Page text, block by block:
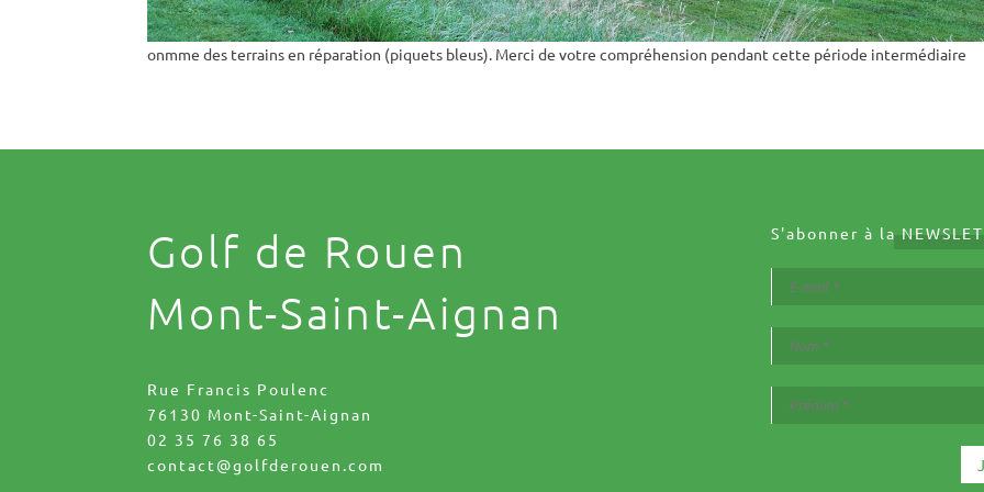
onmme des terrains en réparation (piquets bleus). Merci de votre compréhension pendant cette période intermédiaire
Golf de Rouen
Mont-Saint-Aignan
Rue Francis Poulenc
76130 Mont-Saint-Aignan
02 35 76 38 65
contact@golfderouen.com
S'abonner à la